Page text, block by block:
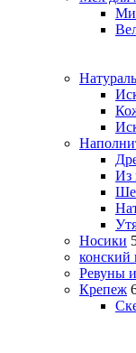
Из
Носики
конский
Ревуны
Крепеж